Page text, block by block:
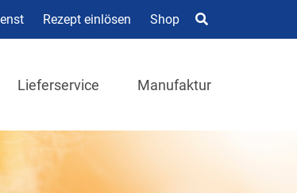
Rezept einlösen Shop
Lieferservice Manufaktur